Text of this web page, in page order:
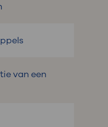
van een